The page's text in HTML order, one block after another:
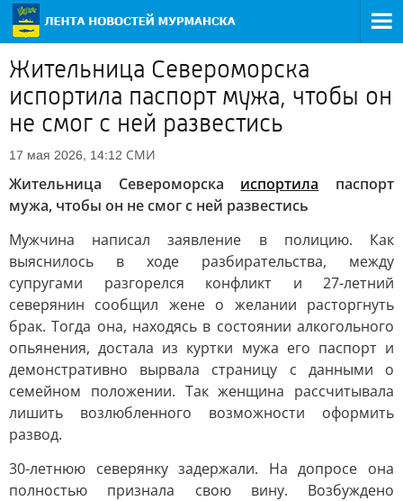
Жительница Североморска
испортила паспорт мужа, чтобы он
не смог с ней развестись
17 мая 2026, 14:12 СМИ
Жительница Североморска испортила паспорт
мужа, чтобы он не смог с ней развестись
Мужчина написал заявление в полицию. Как
выяснилось в ходе разбирательства, между
супругами разгорелся конфликт и 27-летний
северянин сообщил жене о желании расторгнуть
брак. Тогда она, находясь в состоянии алкогольного
опьянения, достала из куртки мужа его паспорт и
демонстративно вырвала страницу с данными о
семейном положении. Так женщина рассчитывала
лишить возлюбленного возможности оформить
развод.
30-летнюю северянку задержали. На допросе она
полностью признала свою вину. Возбуждено